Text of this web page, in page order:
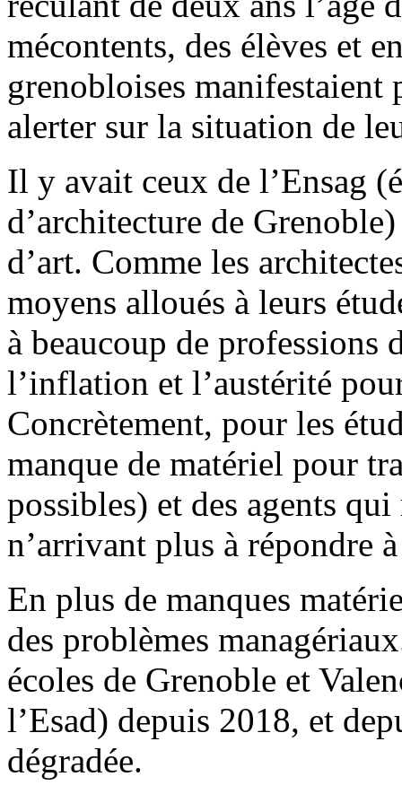
mécontents, des élèves et
grenobloises manifestaient
alerter sur la situation de
Il y avait ceux de l’Ensag
d’architecture de
d’art. Comme les
moyens alloués à leurs
à beaucoup de professions
l’inflation et l’austérité
Concrètement, pour les
manque de matériel pour
possibles) et des agents
n’arrivant plus à répondre
En plus de manques
des problèmes
écoles de Grenoble et
l’Esad) depuis 2018, et
dégradée.